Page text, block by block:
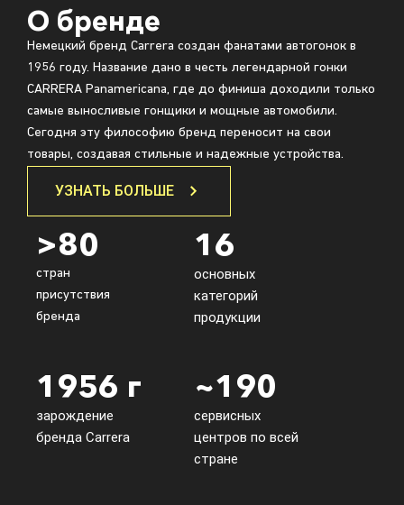
О бренде
Немецкий бренд Carrera создан фанатами автогонок в
1956 году. Название дано в честь легендарной гонки
CARRERA Panamericana, где до финиша доходили только
самые выносливые гонщики и мощные автомобили.
Сегодня эту философию бренд переносит на свои
товары, создавая стильные и надежные устройства.
УЗНАТЬ БОЛЬШЕ
>80
стран
присутствия
бренда
16
основных
категорий
продукции
1956 г
зарождение
бренда Carrera
~190
сервисных
центров по всей
стране